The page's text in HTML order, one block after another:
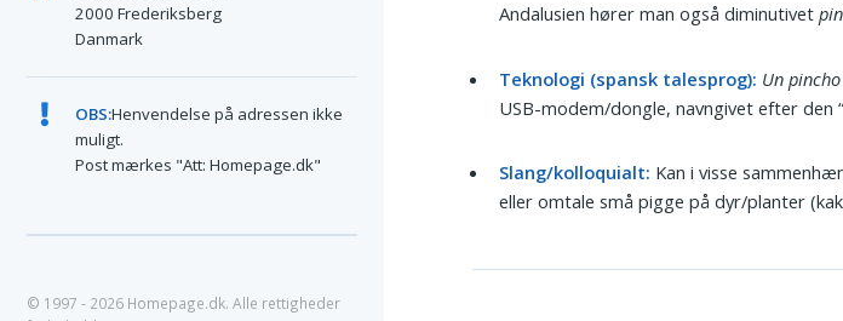
Andalusien hører man også diminutivet
Teknologi (spansk talesprog): Un pincho
USB-modem/dongle, navngivet efter den
Slang/kolloquialt: Kan i visse
eller omtale små pigge på dyr/planter
2000 Frederiksberg
Danmark
OBS:Henvendelse på adressen ikke
muligt.
Post mærkes "Att: Homepage.dk"
© 1997 - 2026 Homepage.dk. Alle rettigheder